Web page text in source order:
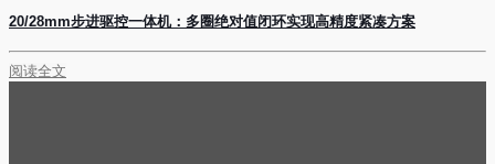
20/28mm步进驱控一体机：多圈绝对值闭环实现高精度紧凑方案
阅读全文